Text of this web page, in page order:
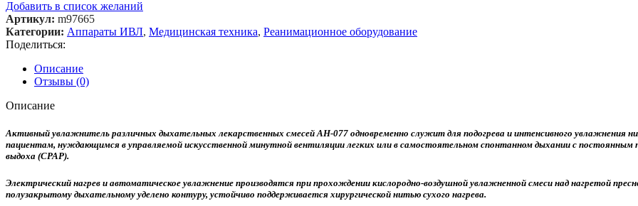
Добавить в список желаний
Артикул: m97665
Категории: Аппараты ИВЛ, Медицинская техника, Реанимационное оборудование
Поделиться:
Описание
Отзывы (0)
Описание
Активный увлажнитель различных дыхательных лекарственных смесей АН-077 одновременно служит для подогрева и интенсивного увлажнения
пациентам, нуждающимся в управляемой искусственной минутной вентиляции легких или в самостоятельном спонтанном дыхании с постоянным
выдоха (CPAP).
Электрический нагрев и автоматическое увлажнение производятся при прохождении кислородно-воздушной увлажненной смеси над нагретой
полузакрытому дыхательному уделено контуру, устойчиво поддерживается хирургической нитью сухого нагрева.